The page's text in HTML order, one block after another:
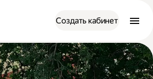
Создать кабинет